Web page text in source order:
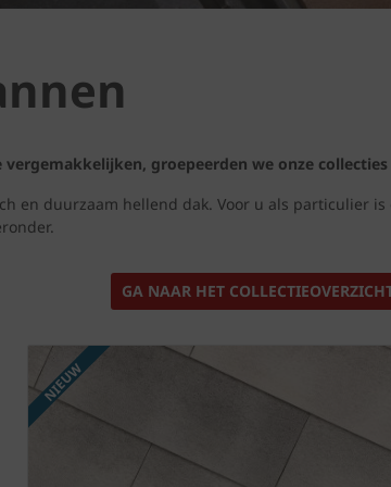
groepeerden we onze
en duurzaam hellend dak. Voor u als particulier
GA NAAR HET
NIEUW